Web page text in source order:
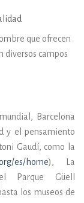
que ofrecen
diversos campos
Barcelona
y el pensamiento
Gaudí, como la
es/home), La
Parque Güell
los museos de